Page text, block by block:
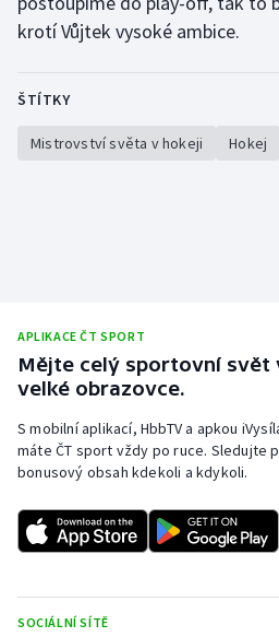
krotí Vůjtek vysoké ambice.
ŠTÍTKY
Mistrovství světa v hokeji Hokej
APLIKACE ČT SPORT
Mějte celý sportovní svět
velké obrazovce.
S mobilní aplikací, HbbTV a apkou
máte ČT sport vždy po ruce. Sledujte
bonusový obsah kdekoli a kdykoli.
SOCIÁLNÍ SÍTĚ